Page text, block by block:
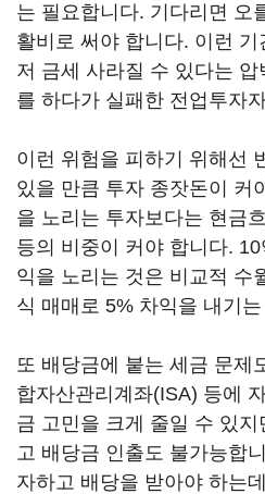
는 필요합니다. 기다리면 오
활비로 써야 합니다. 이런
저 금세 사라질 수 있다는
를 하다가 실패한 전업투자
이런 위험을 피하기 위해선
있을 만큼 투자 종잣돈이 커
을 노리는 투자보다는 현금
등의 비중이 커야 합니다.
익을 노리는 것은 비교적 수
식 매매로 5% 차익을 내기
또 배당금에 붙는 세금 문제
합자산관리계좌(ISA) 등에
금 고민을 크게 줄일 수 있지
고 배당금 인출도 불가능합
자하고 배당을 받아야 하는